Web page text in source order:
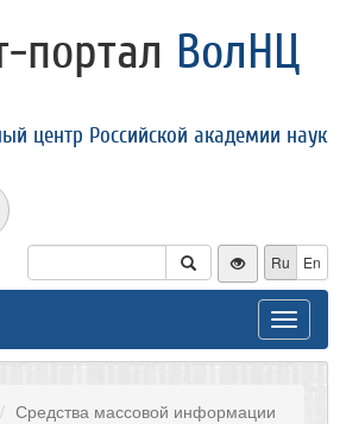
портал ВолНЦ
центр Российской академии наук
Ru En
Toggle
Средства массовой информации